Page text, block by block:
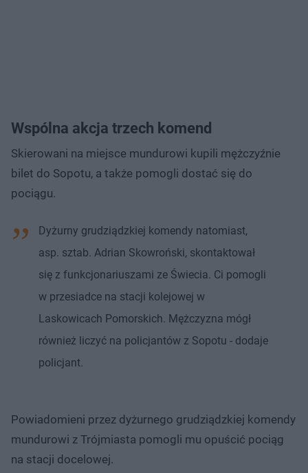
Wspólna akcja trzech komend
Skierowani na miejsce mundurowi kupili mężczyźnie
bilet do Sopotu, a także pomogli dostać się do
pociągu.
Dyżurny grudziądzkiej komendy natomiast,
asp. sztab. Adrian Skowroński, skontaktował
się z funkcjonariuszami ze Świecia. Ci pomogli
w przesiadce na stacji kolejowej w
Laskowicach Pomorskich. Mężczyzna mógł
również liczyć na policjantów z Sopotu - dodaje
policjant.
Powiadomieni przez dyżurnego grudziądzkiej komendy
mundurowi z Trójmiasta pomogli mu opuścić pociąg
na stacji docelowej.